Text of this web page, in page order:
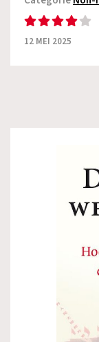
12 MEI 2025